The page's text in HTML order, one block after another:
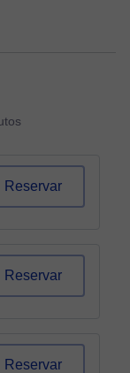
Reservar
Reservar
Reservar